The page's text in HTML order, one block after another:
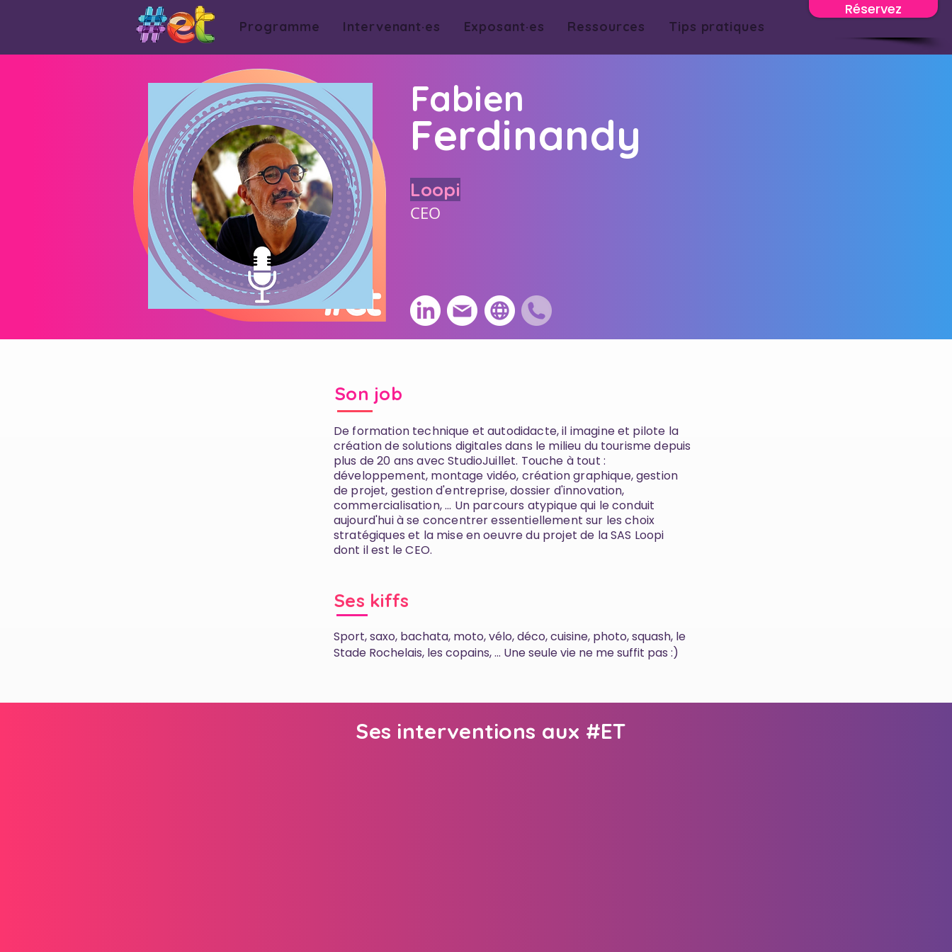
Réservez
Programme Intervenant·es Exposant·es Ressources Tips pratiques
Fabien
Ferdinandy
Loopi
CEO
De formation technique et autodidacte, il imagine et pilote la
création de solutions digitales dans le milieu du tourisme depuis
plus de 20 ans avec StudioJuillet. Touche à tout :
développement, montage vidéo, création graphique, gestion
de projet, gestion d'entreprise, dossier d'innovation,
commercialisation, ... Un parcours atypique qui le conduit
aujourd'hui à se concentrer essentiellement sur les choix
stratégiques et la mise en oeuvre du projet de la SAS Loopi
dont il est le CEO.
Son job
Sport, saxo, bachata, moto, vélo, déco, cuisine, photo, squash, le
Stade Rochelais, les copains, ... Une seule vie ne me suffit pas :)
Ses kiffs
Ses interventions aux #ET